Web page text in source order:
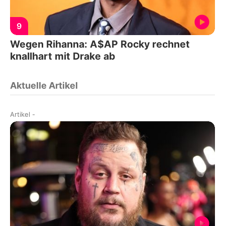
9
Wegen Rihanna: A$AP Rocky rechnet
knallhart mit Drake ab
Aktuelle Artikel
Artikel -